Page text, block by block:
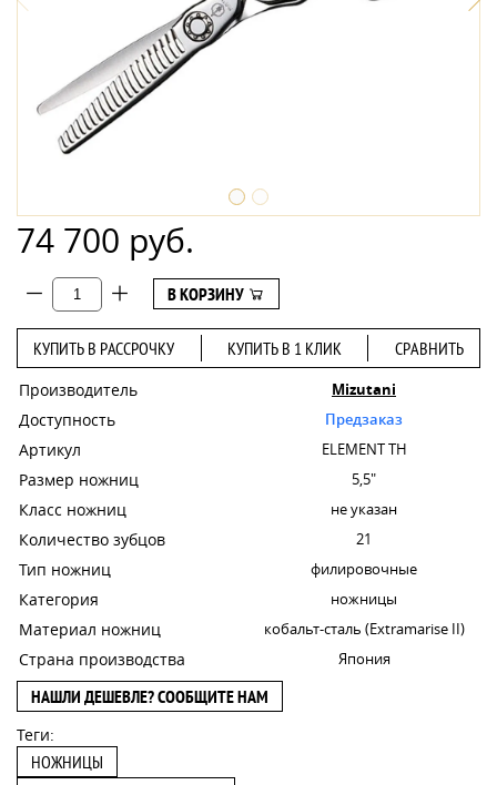
74 700 руб.
В КОРЗИНУ
КУПИТЬ В РАССРОЧКУ КУПИТЬ В 1 КЛИК СРАВНИТЬ
Производитель Mizutani
Доступность Предзаказ
Артикул ELEMENT TH
Размер ножниц 5,5"
Класс ножниц не указан
Количество зубцов 21
Тип ножниц филировочные
Категория ножницы
Материал ножниц кобальт-сталь (Extramarise II)
Страна производства Япония
НАШЛИ ДЕШЕВЛЕ? СООБЩИТЕ НАМ
Теги:
НОЖНИЦЫ